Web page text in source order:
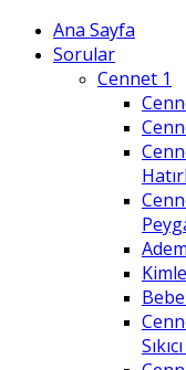
Ana Sayfa
Sorular
Cennet 1